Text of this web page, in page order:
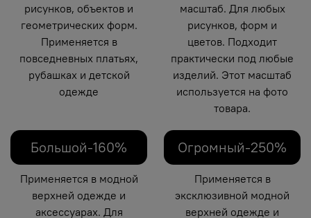
рисунков, объектов и
геометрических форм.
Применяется в
повседневных платьях,
рубашках и детской
одежде
масштаб. Для любых
рисунков, форм и
цветов. Подходит
практически под любые
изделий. Этот масштаб
используется на фото
товара.
Большой-160%
Применяется в модной
верхней одежде и
аксессуарах. Для
Огромный-250%
Применяется в
эксклюзивной модной
верхней одежде и